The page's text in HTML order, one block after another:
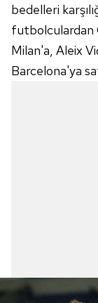
bedelleri
futbolculardan
Milan'a, Aleix
Barcelona'ya